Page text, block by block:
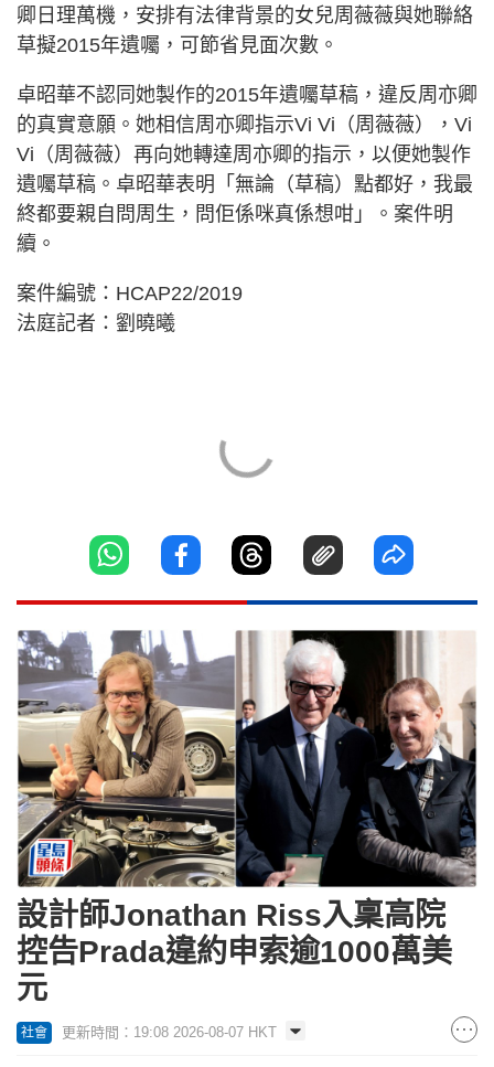
卿日理萬機，安排有法律背景的女兒周薇薇與她聯絡
草擬2015年遺囑，可節省見面次數。
卓昭華不認同她製作的2015年遺囑草稿，違反周亦卿
的真實意願。她相信周亦卿指示Vi Vi（周薇薇），Vi
Vi（周薇薇）再向她轉達周亦卿的指示，以便她製作
遺囑草稿。卓昭華表明「無論（草稿）點都好，我最
終都要親自問周生，問佢係咪真係想咁」。案件明
續。
案件編號：HCAP22/2019
法庭記者：劉曉曦
設計師Jonathan Riss入稟高院
控告Prada違約申索逾1000萬美
元
社會 更新時間：19:08 2026-08-07 HKT